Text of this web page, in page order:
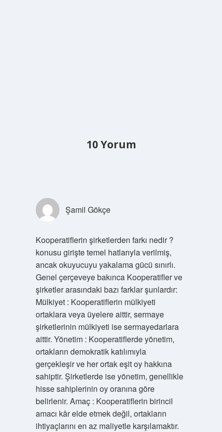
10 Yorum
Şamil Gökçe
Kooperatiflerin şirketlerden farkı nedir ?
konusu girişte temel hatlarıyla verilmiş,
ancak okuyucuyu yakalama gücü sınırlı.
Genel çerçeveye bakınca Kooperatifler ve
şirketler arasındaki bazı farklar şunlardır:
Mülkiyet : Kooperatiflerin mülkiyeti
ortaklara veya üyelere aittir, sermaye
şirketlerinin mülkiyeti ise sermayedarlara
aittir. Yönetim : Kooperatiflerde yönetim,
ortakların demokratik katılımıyla
gerçekleşir ve her ortak eşit oy hakkına
sahiptir. Şirketlerde ise yönetim, genellikle
hisse sahiplerinin oy oranına göre
belirlenir. Amaç : Kooperatiflerin birincil
amacı kâr elde etmek değil, ortakların
ihtiyaçlarını en az maliyetle karşılamaktır.